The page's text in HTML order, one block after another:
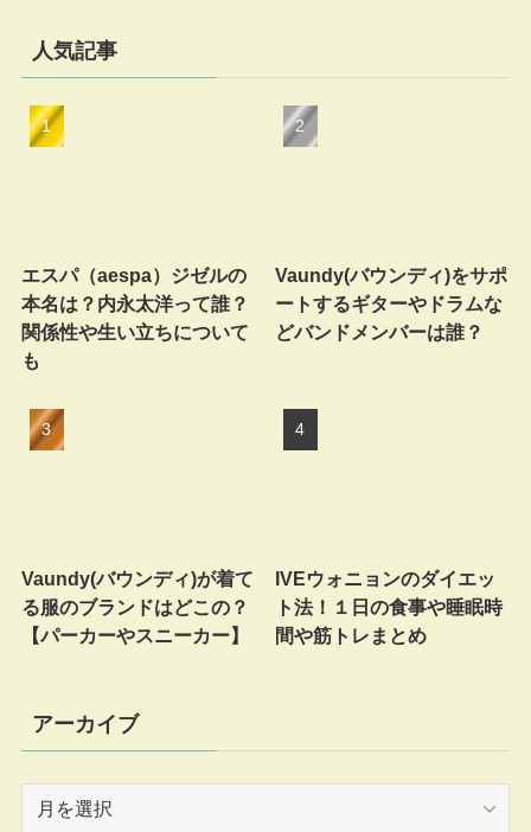
人気記事
エスパ（aespa）ジゼルの
本名は？内永太洋って誰？
関係性や生い立ちについて
も
Vaundy(バウンディ)をサポ
ートするギターやドラムな
どバンドメンバーは誰？
Vaundy(バウンディ)が着て
る服のブランドはどこの？
【パーカーやスニーカー】
IVEウォニョンのダイエッ
ト法！１日の食事や睡眠時
間や筋トレまとめ
アーカイブ